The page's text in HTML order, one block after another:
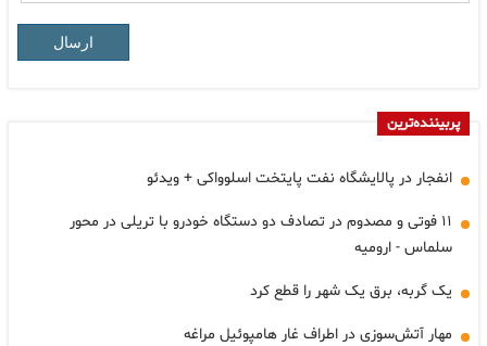
ارسال
پربیننده‌ترین
انفجار در پالایشگاه نفت پایتخت اسلوواکی + ویدئو
۱۱ فوتی و مصدوم در تصادف دو دستگاه خودرو با تریلی در محور
سلماس - ارومیه
یک گربه، برق یک شهر را قطع کرد
مهار آتش‌سوزی در اطراف غار هامپوئیل مراغه